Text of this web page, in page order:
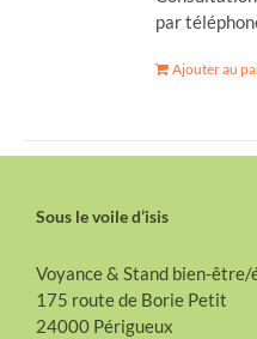
par
Ajouter au
Sous le voile d’isis
Voyance & Stand bien-
175 route de Borie Petit
24000 Périgueux